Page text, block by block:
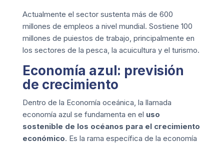
Actualmente el sector sustenta más de 600
millones de empleos a nivel mundial. Sostiene 100
millones de puiestos de trabajo, principalmente en
los sectores de la pesca, la acuicultura y el turismo.
Economía azul: previsión
de crecimiento
Dentro de la Economía oceánica, la llamada
economía azul se fundamenta en el uso
sostenible de los océanos para el crecimiento
económico. Es la rama específica de la economía